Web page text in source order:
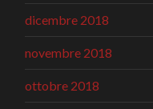
dicembre 2018
novembre 2018
ottobre 2018